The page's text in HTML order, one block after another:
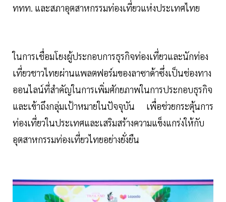
ททท. และสภาอุตสาหกรรมท่องเที่ยวแห่งประเทศไทย
ในการเชื่อมโยงผู้ประกอบการธุรกิจท่องเที่ยวและนักท่อง
เที่ยวชาวไทยผ่านแพลตฟอร์มของลาซาด้าซึ่งเป็นช่องทาง
ออนไลน์ที่สำคัญในการเพิ่มศักยภาพในการประกอบธุรกิจ
และเข้าถึงกลุ่มเป้าหมายในปัจจุบัน เพื่อช่วยกระตุ้นการ
ท่องเที่ยวในประเทศและเสริมสร้างความแข็งแกร่งให้กับ
อุตสาหกรรมท่องเที่ยวไทยอย่างยั่งยืน